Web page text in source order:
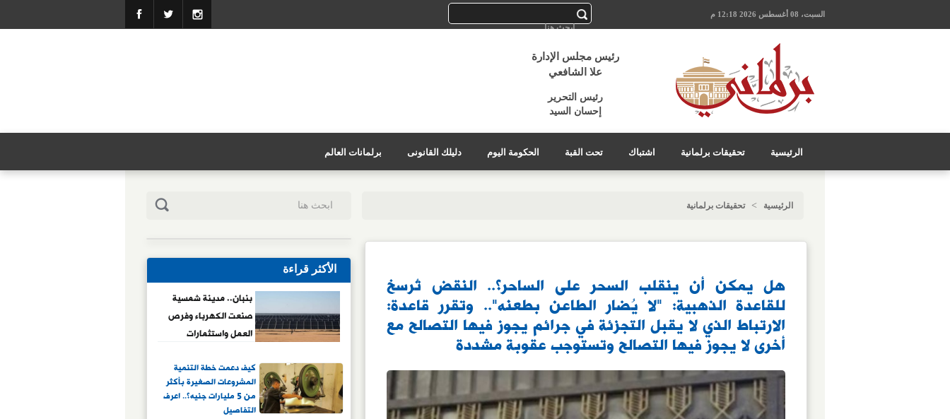
السبت، 08 أغسطس 2026 12:18 م
رئيس مجلس الإدارة
علا الشافعي
رئيس التحرير
إحسان السيد
الرئيسية تحقيقات برلمانية اشتباك تحت القبة الحكومة اليوم دليلك القانونى برلمانات العالم
الرئيسية > تحقيقات برلمانية
هل يمكن أن ينقلب السحر على الساحر؟.. النقض تُرسخ
للقاعدة الذهبية: "لا يُضار الطاعن بطعنه".. وتقرر قاعدة:
الارتباط الذي لا يقبل التجزئة في جرائم يجوز فيها التصالح مع
أخرى لا يجوز فيها التصالح وتستوجب عقوبة مشددة
الأكثر قراءة
بنبان.. مدينة شمسية
صنعت الكهرباء وفرص
العمل واستثمارات
كيف دعمت خطة التنمية
المشروعات الصغيرة بأكثر
من 5 مليارات جنيه؟.. اعرف
التفاصيل